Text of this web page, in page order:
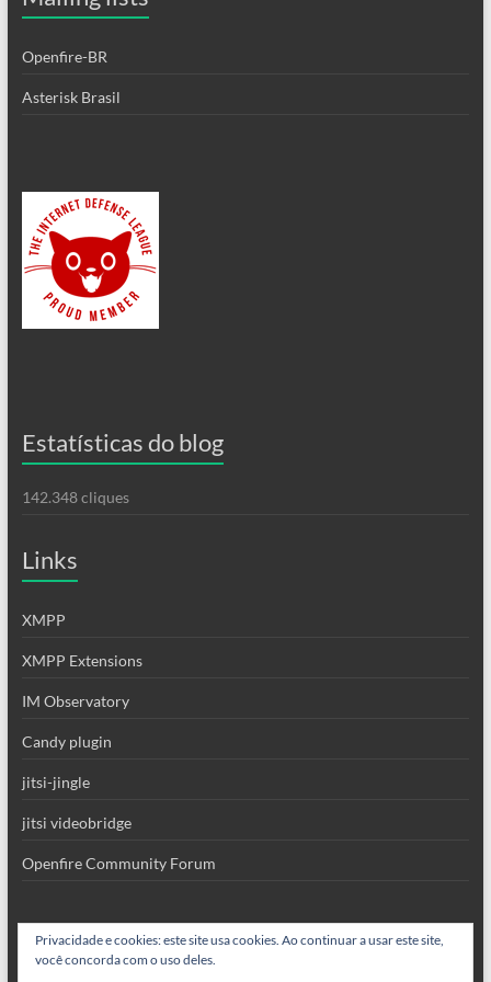
Openfire-BR
Asterisk Brasil
Estatísticas do blog
142.348 cliques
Links
XMPP
XMPP Extensions
IM Observatory
Candy plugin
jitsi-jingle
jitsi videobridge
Openfire Community Forum
Privacidade e cookies: este site usa cookies. Ao continuar a usar este site,
você concorda com o uso deles.